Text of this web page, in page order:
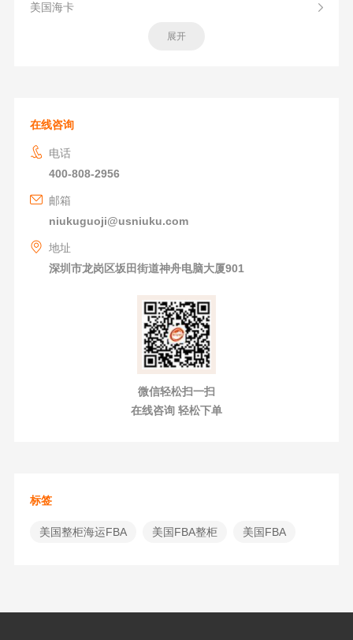
美国海卡
展开
在线咨询
电话
400-808-2956
邮箱
niukuguoji@usniuku.com
地址
深圳市龙岗区坂田街道神舟电脑大厦901
微信轻松扫一扫
在线咨询 轻松下单
标签
美国整柜海运FBA 美国FBA整柜 美国FBA